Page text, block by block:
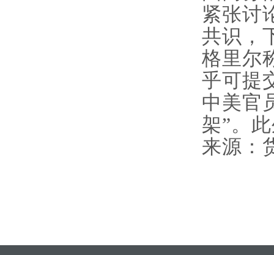
紧张讨
共识，
格里尔
乎可提
中美官
架”。
来源：